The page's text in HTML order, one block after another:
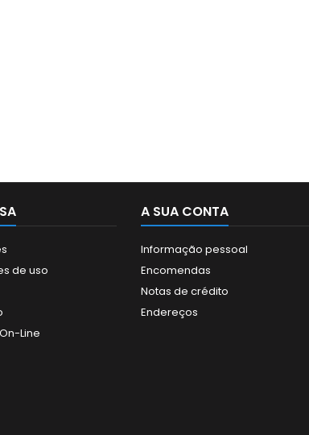
de uso
Line
A SUA CONTA
Informação pessoal
Encomendas
Notas de crédito
Endereços